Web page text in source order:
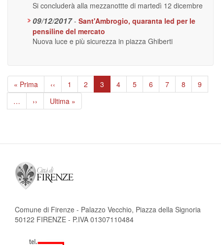
Si concluderà alla mezzanottte di martedì 12 dicembre
09/12/2017 - Sant'Ambrogio, quaranta led per le
pensiline del mercato
Nuova luce e più sicurezza in piazza Ghiberti
Paginazione
Prima
pagina
« Prima
Pagina
precedente
‹‹ Page
1 Page
2
Pagina
attuale
3 Page
4 Page
5 Page
6 Page
7 Page
8 Page
9
…
Pagina
successiva
››
Ultima
pagina
Ultima »
Comune di Firenze - Palazzo Vecchio, Piazza della Signoria
50122 FIRENZE - P.IVA 01307110484